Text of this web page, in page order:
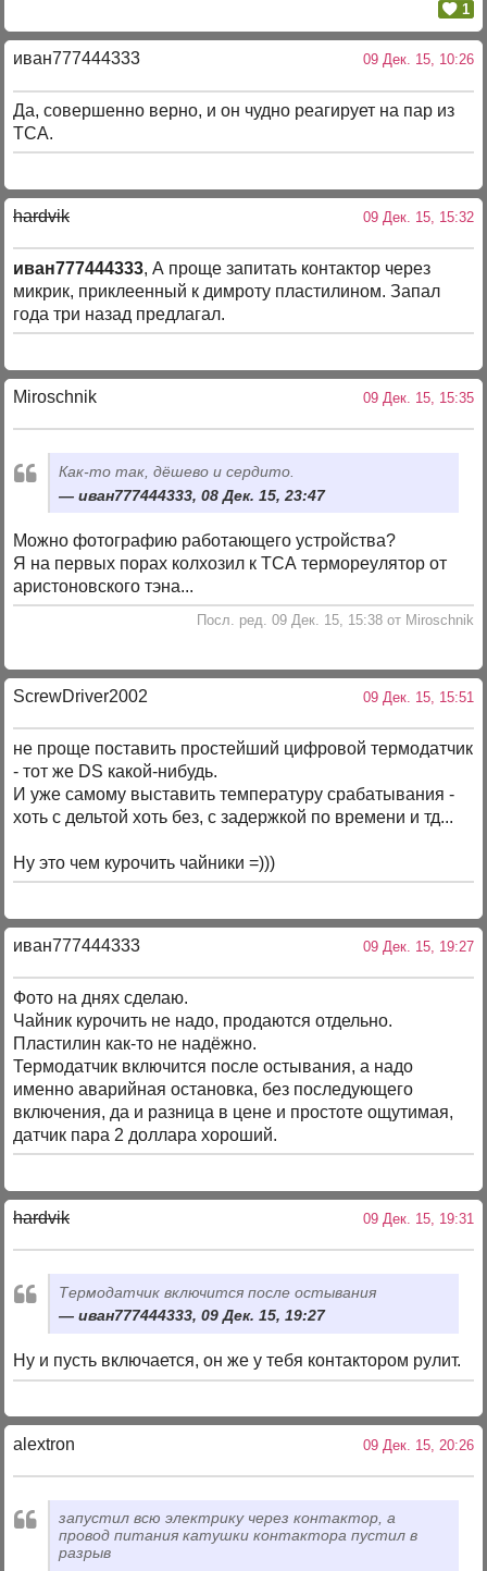
1
иван777444333 09 Дек. 15, 10:26
Да, совершенно верно, и он чудно реагирует на пар из
ТСА.
hardvik 09 Дек. 15, 15:32
иван777444333, А проще запитать контактор через
микрик, приклеенный к димроту пластилином. Запал
года три назад предлагал.
Miroschnik 09 Дек. 15, 15:35
Как-то так, дёшево и сердито.
иван777444333, 08 Дек. 15, 23:47
Можно фотографию работающего устройства?
Я на первых порах колхозил к ТСА термореулятор от
аристоновского тэна...
Посл. ред. 09 Дек. 15, 15:38 от Miroschnik
ScrewDriver2002 09 Дек. 15, 15:51
не проще поставить простейший цифровой термодатчик
- тот же DS какой-нибудь.
И уже самому выставить температуру срабатывания -
хоть с дельтой хоть без, с задержкой по времени и тд...
Ну это чем курочить чайники =)))
иван777444333 09 Дек. 15, 19:27
Фото на днях сделаю.
Чайник курочить не надо, продаются отдельно.
Пластилин как-то не надёжно.
Термодатчик включится после остывания, а надо
именно аварийная остановка, без последующего
включения, да и разница в цене и простоте ощутимая,
датчик пара 2 доллара хороший.
hardvik 09 Дек. 15, 19:31
Термодатчик включится после остывания
иван777444333, 09 Дек. 15, 19:27
Ну и пусть включается, он же у тебя контактором рулит.
alextron 09 Дек. 15, 20:26
запустил всю электрику через контактор, а
провод питания катушки контактора пустил в
разрыв